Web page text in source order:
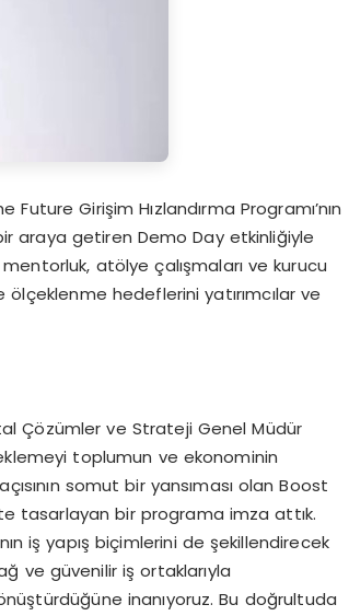
Girişim Hızlandırma Programı’nın
araya getiren Demo Day etkinliğiyle
atölye çalışmaları ve kurucu
ölçeklenme hedeflerini yatırımcılar ve
Çözümler ve Strateji Genel Müdür
toplumun ve ekonominin
somut bir yansıması olan Boost
tasarlayan bir programa imza attık.
iş yapış biçimlerini de şekillendirecek
ve güvenilir iş ortaklarıyla
inanıyoruz. Bu doğrultuda